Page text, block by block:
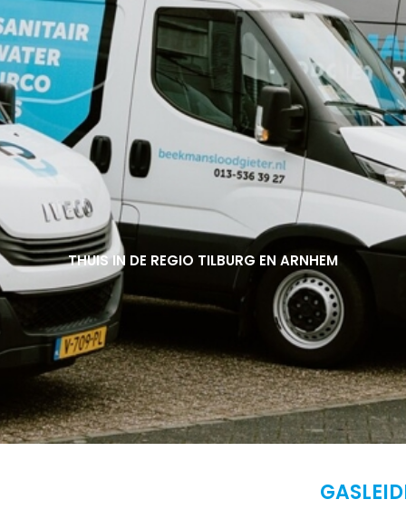
THUIS IN DE REGIO TILBURG EN ARNHEM
THUIS IN DE REGIO TILBURG EN ARNHEM
THUIS IN DE REGIO TILBURG EN ARNHEM